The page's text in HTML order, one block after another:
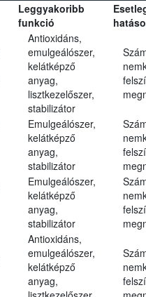
Leggyakoribb
funkció
Antioxidáns,
emulgeálószer,
kelátképző
anyag,
lisztkezelőszer,
stabilizátor
Emulgeálószer,
kelátképző
anyag,
stabilizátor
Emulgeálószer,
kelátképző
anyag,
stabilizátor
Antioxidáns,
emulgeálószer,
kelátképző
anyag,